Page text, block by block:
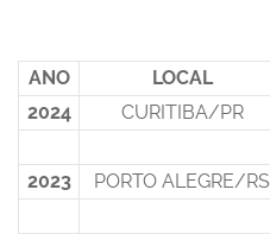
ANO LOCAL
2024
CURITIBA/PR
2023
PORTO ALEGRE/RS